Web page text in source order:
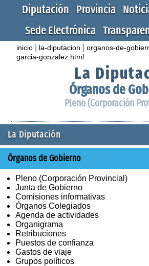
Diputación Provincia
Sede Electrónica
inicio la-diputacion |organos-de-
garcia-gonzalez.html
La
Órganos de
Pleno (Corporación
La Diputación
Órganos de Gobierno
Pleno (Corporación Provincial)
Junta de Gobierno
Comisiones informativas
Órganos Colegiados
Agenda de actividades
Organigrama
Retribuciones
Puestos de confianza
Gastos de viaje
Grupos políticos